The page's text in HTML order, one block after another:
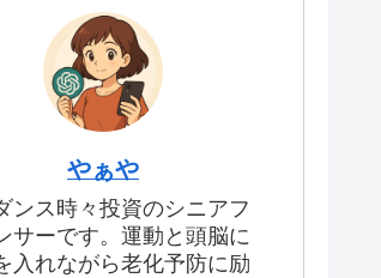
やぁや
ンス時々投資のシニアフ
サーです。運動と頭脳に
入れながら老化予防に励